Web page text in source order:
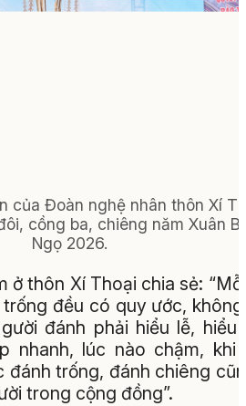
của Đoàn nghệ nhân thôn Xí
cồng ba, chiêng năm Xuân
Ngọ 2026.
ở thôn Xí Thoại chia sẻ:
đều có quy ước,
đánh phải hiểu lễ, hiểu
nhanh, lúc nào chậm, khi
đánh trống, đánh chiêng
trong cộng đồng”.